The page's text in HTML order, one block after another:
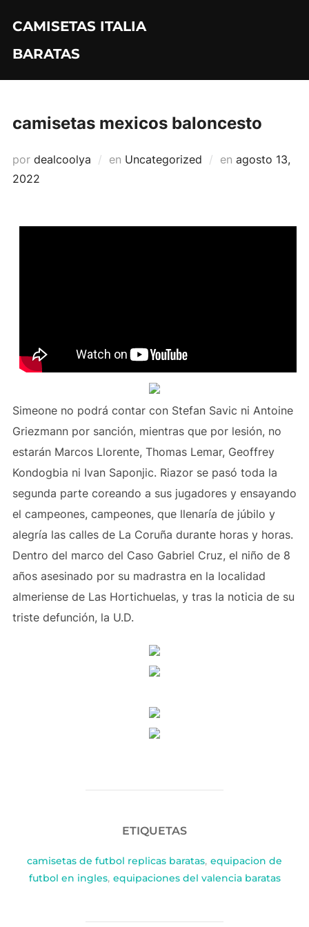
contenido
CAMISETAS ITALIA
BARATAS
camisetas mexicos baloncesto
por dealcoolya en Uncategorized en Publicado
agosto 13,
2022
Simeone no podrá contar con Stefan Savic ni Antoine
Griezmann por sanción, mientras que por lesión, no
estarán Marcos Llorente, Thomas Lemar, Geoffrey
Kondogbia ni Ivan Saponjic. Riazor se pasó toda la
segunda parte coreando a sus jugadores y ensayando
el campeones, campeones, que llenaría de júbilo y
alegría las calles de La Coruña durante horas y horas.
Dentro del marco del Caso Gabriel Cruz, el niño de 8
años asesinado por su madrastra en la localidad
almeriense de Las Hortichuelas, y tras la noticia de su
triste defunción, la U.D.
ETIQUETAS
camisetas de futbol replicas baratas, equipacion de
futbol en ingles, equipaciones del valencia baratas